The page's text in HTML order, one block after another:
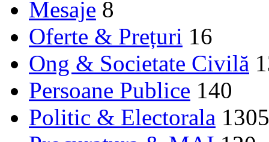
Mesaje 8
Oferte & Prețuri 16
Ong & Societate Civilă
Persoane Publice 140
Politic & Electorala 1305